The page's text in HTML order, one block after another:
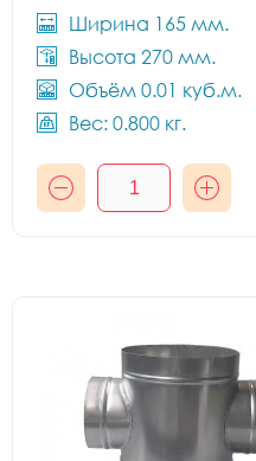
Ширина 165 мм.
Высота 270 мм.
Объём 0.01 куб.м.
Вес: 0.800 кг.